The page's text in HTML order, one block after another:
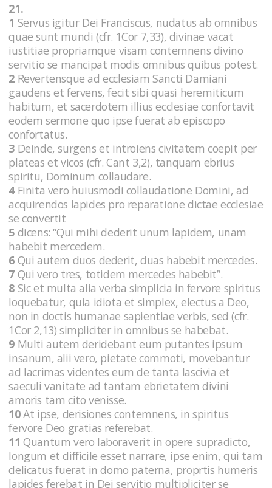
21.
1 Servus igitur Dei Franciscus, nudatus ab omnibus
quae sunt mundi (cfr. 1Cor 7,33), divinae vacat
iustitiae propriamque visam contemnens divino
servitio se mancipat modis omnibus quibus potest.
2 Revertensque ad ecclesiam Sancti Damiani
gaudens et fervens, fecit sibi quasi heremiticum
habitum, et sacerdotem illius ecclesiae confortavit
eodem sermone quo ipse fuerat ab episcopo
confortatus.
3 Deinde, surgens et introiens civitatem coepit per
plateas et vicos (cfr. Cant 3,2), tanquam ebrius
spiritu, Dominum collaudare.
4Finita vero huiusmodi collaudatione Domini, ad
acquirendos lapides pro reparatione dictae ecclesiae
se convertit
5 dicens: “Qui mihi dederit unum lapidem, unam
habebit mercedem.
6 Qui autem duos dederit, duas habebit mercedes.
7 Qui vero tres, totidem mercedes habebit”.
8 Sic et multa alia verba simplicia in fervore spiritus
loquebatur, quia idiota et simplex, electus a Deo,
non in doctis humanae sapientiae verbis, sed (cfr.
1Cor 2,13) simpliciter in omnibus se habebat.
9 Multi autem deridebant eum putantes ipsum
insanum, alii vero, pietate commoti, movebantur
ad lacrimas videntes eum de tanta lascivia et
saeculi vanitate ad tantam ebrietatem divini
amoris tam cito venisse.
10At ipse, derisiones contemnens, in spiritus
fervore Deo gratias referebat.
11 Quantum vero laboraverit in opere supradicto,
longum et difficile esset narrare, ipse enim, qui tam
delicatus fuerat in domo paterna, proprtis humeris
lapides ferebat in Dei servitio multipliciter se